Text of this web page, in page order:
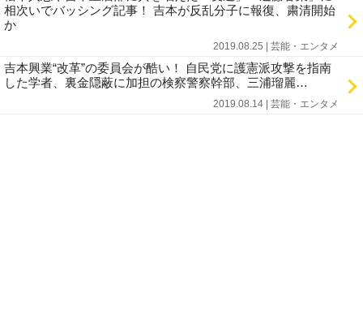
相次いでバッシング記事！ 吉本が反乱分子に報復、粛清開始
か
2019.08.25 | 芸能・エンタメ
吉本興業“改革”の委員会が酷い！ 自民党に護憲派攻撃を指南
した学者、裏金隠蔽に加担の検察警察幹部、三浦瑠麗…
2019.08.14 | 芸能・エンタメ